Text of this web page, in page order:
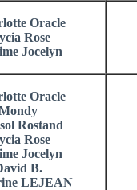
Oracle
Rose
Jocelyn
Oracle
Rostand
Rose
Jocelyn
B.
LEJEAN